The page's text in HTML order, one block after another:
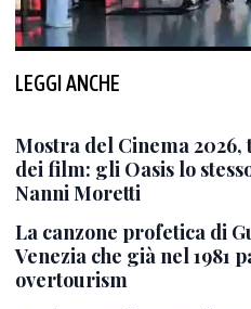
LEGGI ANCHE
Mostra del Cinema 2026,
dei film: gli Oasis lo
Nanni Moretti
La canzone profetica di
Venezia che già nel 1981
overtourism